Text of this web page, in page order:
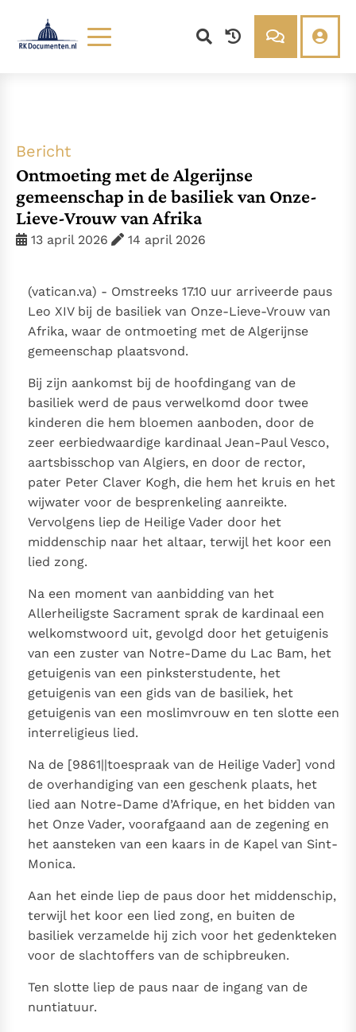
Thema’s
Nieuwsbrief
Gebruiksvoorwaarden
Nieuwste Documenten
herkennen
Gods Koninkrijk groeit stilletjes door liefde, niet door
dwang
De mystiek. De mystieke verschijnselen en de
heiligheid
Open uw hart voor het zaad van Gods Woord
Berichten
Paus naar Pavia om o.a. H. Augustinus te eren
Het Vaticaan publiceert een nieuwe Latijnse uitgave
van het Romeins martyrologium
Vaticaanse financiële waakhond verliest autonomie
Paus spreekt het Wereldvoedselprogramma toe
Paus Leo XIV in Pavia: "De stad is zowel een gave als
een taak"
RK Documenten stelt heel veel belangrijke
kerkelijke documenten van de Rooms
Katholieke Kerk in het Nederlands beschikbaar
en is volledig afhankelijk van donaties.
Ik help mee!
Bericht
Ontmoeting met de Algerijnse
gemeenschap in de basiliek van Onze-
Lieve-Vrouw van Afrika
13 april 2026 14 april 2026
(vatican.va) - Omstreeks 17.10 uur arriveerde paus
Leo XIV bij de basiliek van Onze-Lieve-Vrouw van
Afrika, waar de ontmoeting met de Algerijnse
gemeenschap plaatsvond.
Bij zijn aankomst bij de hoofdingang van de
basiliek werd de paus verwelkomd door twee
kinderen die hem bloemen aanboden, door de
zeer eerbiedwaardige kardinaal Jean-Paul Vesco,
aartsbisschop van Algiers, en door de rector,
pater Peter Claver Kogh, die hem het kruis en het
wijwater voor de besprenkeling aanreikte.
Vervolgens liep de Heilige Vader door het
middenschip naar het altaar, terwijl het koor een
lied zong.
Na een moment van aanbidding van het
Allerheiligste Sacrament sprak de kardinaal een
welkomstwoord uit, gevolgd door het getuigenis
van een zuster van Notre-Dame du Lac Bam, het
getuigenis van een pinksterstudente, het
getuigenis van een gids van de basiliek, het
getuigenis van een moslimvrouw en ten slotte een
interreligieus lied.
Na de [9861||toespraak van de Heilige Vader] vond
de overhandiging van een geschenk plaats, het
lied aan Notre-Dame d’Afrique, en het bidden van
het Onze Vader, voorafgaand aan de zegening en
het aansteken van een kaars in de Kapel van Sint-
Monica.
Aan het einde liep de paus door het middenschip,
terwijl het koor een lied zong, en buiten de
basiliek verzamelde hij zich voor het gedenkteken
voor de slachtoffers van de schipbreuken.
Ten slotte liep de paus naar de ingang van de
nuntiatuur.